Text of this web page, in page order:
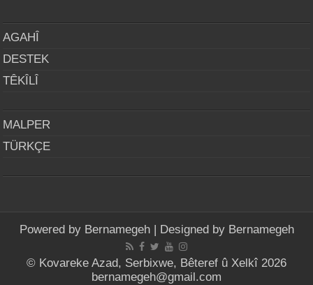
AGAHÎ
DESTEK
TÊKÎLÎ
MALPER
TÜRKÇE
Powered by Bernamegeh| Designed by Bernamegeh
© Kovareke Azad, Serbixwe, Bêteref û Xelkî 2026
bernamegeh@gmail.com